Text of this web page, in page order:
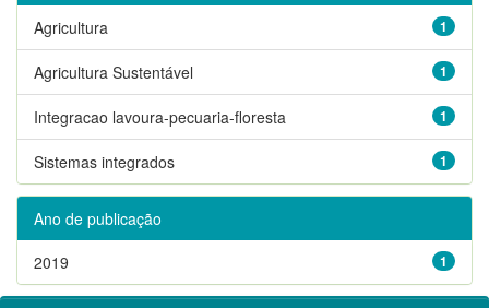
1
Agricultura
1
Agricultura Sustentável
1
Integracao lavoura-pecuaria-floresta
1
Sistemas integrados
Ano de publicação
1
2019